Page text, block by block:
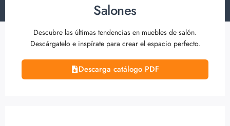
Salones
Descubre las últimas tendencias en muebles de salón.
Descárgatelo e inspírate para crear el espacio perfecto.
Descarga catálogo PDF